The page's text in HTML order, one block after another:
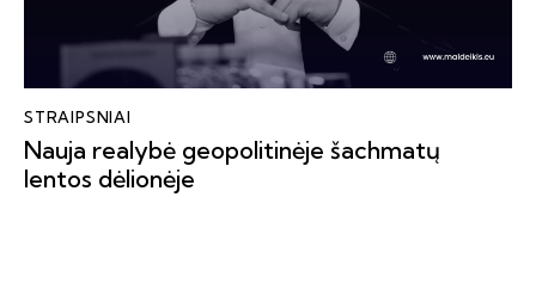
STRAIPSNIAI
Nauja realybė geopolitinėje šachmatų
lentos dėlionėje